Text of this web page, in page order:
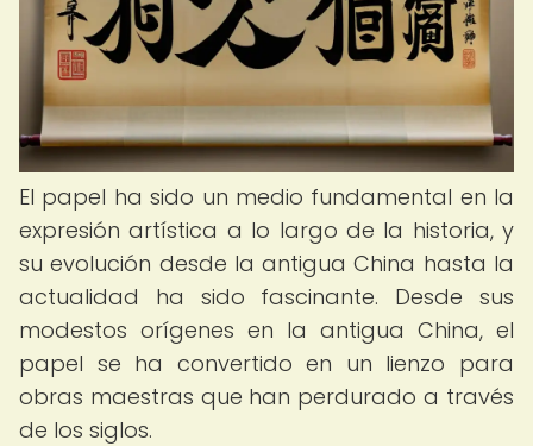
El papel ha sido un medio fundamental en la
expresión artística a lo largo de la historia, y
su evolución desde la antigua China hasta la
actualidad ha sido fascinante. Desde sus
modestos orígenes en la antigua China, el
papel se ha convertido en un lienzo para
obras maestras que han perdurado a través
de los siglos.